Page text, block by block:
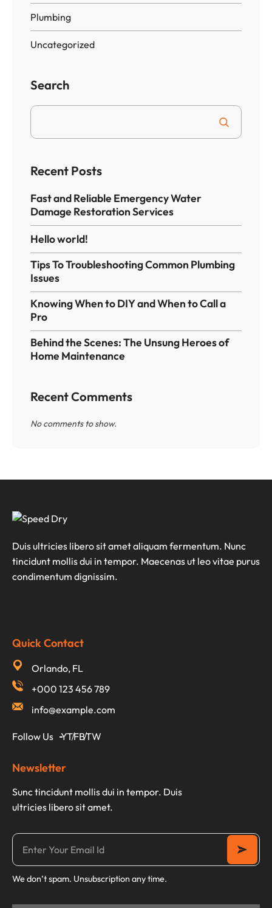
Plumbing
Uncategorized
Search
Recent Posts
Fast and Reliable Emergency Water
Damage Restoration Services
Hello world!
Tips To Troubleshooting Common Plumbing
Issues
Knowing When to DIY and When to Call a
Pro
Behind the Scenes: The Unsung Heroes of
Home Maintenance
Recent Comments
No comments to show.
Duis ultricies libero sit amet aliquam fermentum. Nunc
tincidunt mollis dui in tempor. Maecenas ut leo vitae purus
condimentum dignissim.
Quick Contact
Orlando, FL
+000 123 456 789
info@example.com
Follow Us YTFBTW
Newsletter
Sunc tincidunt mollis dui in tempor. Duis
ultricies libero sit amet.
We don’t spam. Unsubscription any time.